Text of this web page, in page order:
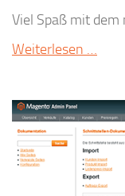
Viel Spaß mit dem
Weiterlesen …